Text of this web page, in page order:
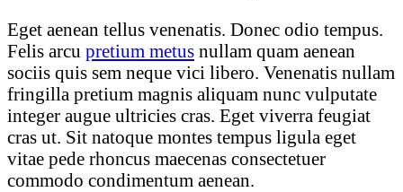
Eget aenean tellus venenatis. Donec odio tempus.
Felis arcu pretium metus nullam quam aenean
sociis quis sem neque vici libero. Venenatis nullam
fringilla pretium magnis aliquam nunc vulputate
integer augue ultricies cras. Eget viverra feugiat
cras ut. Sit natoque montes tempus ligula eget
vitae pede rhoncus maecenas consectetuer
commodo condimentum aenean.